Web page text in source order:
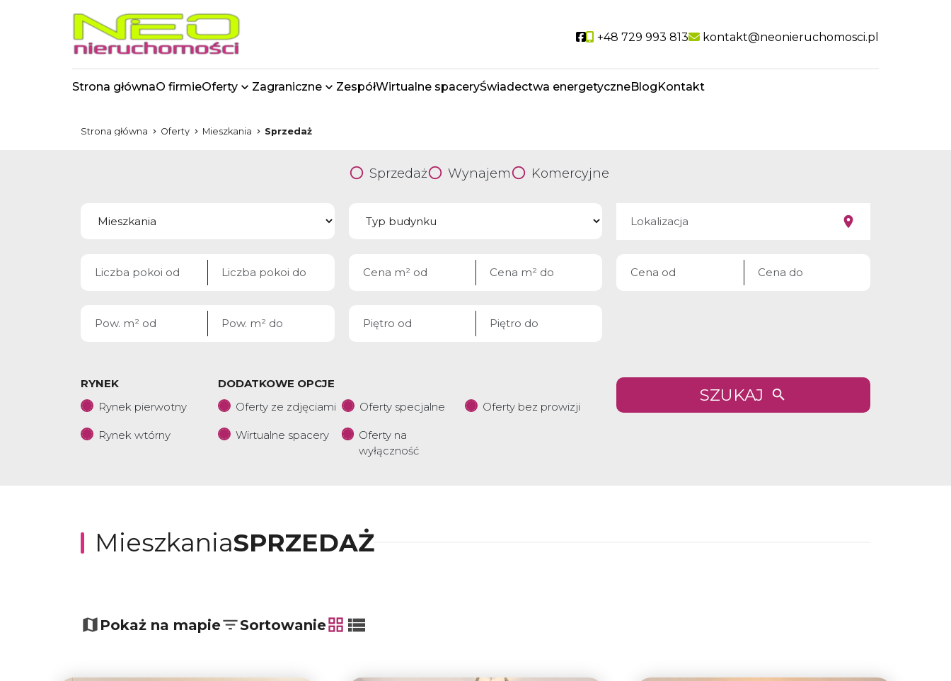
Social link
+48 729 993 813 kontakt@neonieruchomosci.pl
Strona głównaO firmieOferty Zagraniczne ZespółWirtualne spaceryŚwiadectwa energetyczneBlogKontakt
Strona główna Oferty Mieszkania Sprzedaż
Sprzedaż Wynajem Komercyjne
RYNEK
Rynek pierwotny
Rynek wtórny
DODATKOWE OPCJE
Oferty ze zdjęciami
Oferty specjalne Oferty bez prowizji
Wirtualne spacery
Oferty na
wyłączność
SZUKAJ
MieszkaniaSPRZEDAŻ
−Pokaż na mapie Sortowanie
tabela
lista